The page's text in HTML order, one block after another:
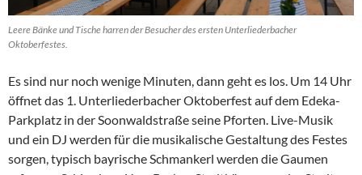
Leere Bänke und Tische harren der Besucher des ersten Unterliederbacher
Oktoberfestes.
Es sind nur noch wenige Minuten, dann geht es los. Um 14 Uhr
öffnet das 1. Unterliederbacher Oktoberfest auf dem Edeka-
Parkplatz in der Soonwaldstraße seine Pforten. Live-Musik
und ein DJ werden für die musikalische Gestaltung des Festes
sorgen, typisch bayrische Schmankerl werden die Gaumen